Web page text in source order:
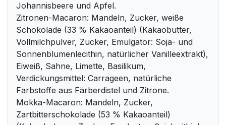
Johannisbeere und Apfel.
Zitronen-Macaron: Mandeln, Zucker, weiße
Schokolade (33 % Kakaoanteil) (Kakaobutter,
Vollmilchpulver, Zucker, Emulgator: Soja- und
Sonnenblumenlecithin, natürlicher Vanilleextrakt),
Eiweiß, Sahne, Limette, Basilikum,
Verdickungsmittel: Carrageen, natürliche
Farbstoffe aus Färberdistel und Zitrone.
Mokka-Macaron: Mandeln, Zucker,
Zartbitterschokolade (53 % Kakaoanteil)